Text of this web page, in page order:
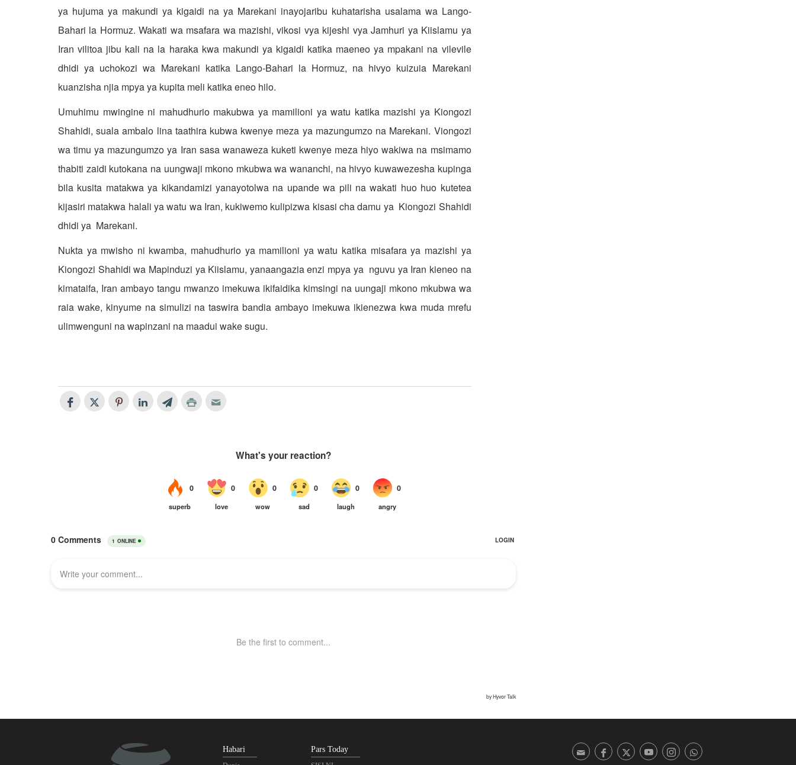
ya hujuma ya makundi ya kigaidi na ya Marekani inayojaribu kuhatarisha usalama wa Lango-
Bahari la Hormuz. Wakati wa msafara wa mazishi, vikosi vya kijeshi vya Jamhuri ya Kiislamu ya
Iran vilitoa jibu kali na la haraka kwa makundi ya kigaidi katika maeneo ya mpakani na vilevile
dhidi ya uchokozi wa Marekani katika Lango-Bahari la Hormuz, na hivyo kuizuia Marekani
kuanzisha njia mpya ya kupita meli katika eneo hilo.
Umuhimu mwingine ni mahudhurio makubwa ya mamilioni ya watu katika mazishi ya Kiongozi
Shahidi, suala ambalo lina taathira kubwa kwenye meza ya mazungumzo na Marekani. Viongozi
wa timu ya mazungumzo ya Iran sasa wanaweza kuketi kwenye meza hiyo wakiwa na msimamo
thabiti zaidi kutokana na uungwaji mkono mkubwa wa wananchi, na hivyo kuwawezesha kupinga
bila kusita matakwa ya kikandamizi yanayotolwa na upande wa pili na wakati huo huo kutetea
kijasiri matakwa halali ya watu wa Iran, kukiwemo kulipizwa kisasi cha damu ya Kiongozi Shahidi
dhidi ya Marekani.
Nukta ya mwisho ni kwamba, mahudhurio ya mamilioni ya watu katika misafara ya mazishi ya
Kiongozi Shahidi wa Mapinduzi ya Kiislamu, yanaangazia enzi mpya ya nguvu ya Iran kieneo na
kimataifa, Iran ambayo tangu mwanzo imekuwa ikifaidika kimsingi na uungaji mkono mkubwa wa
raia wake, kinyume na simulizi na taswira bandia ambayo imekuwa ikienezwa kwa muda mrefu
ulimwenguni na wapinzani na maadui wake sugu.
Habari Pars Today